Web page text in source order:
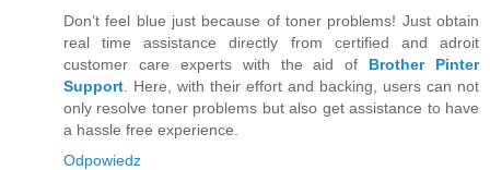
Don’t feel blue just because of toner problems! Just obtain
real time assistance directly from certified and adroit
customer care experts with the aid of Brother Pinter
Support . Here, with their effort and backing, users can not
only resolve toner problems but also get assistance to have
a hassle free experience.
Odpowiedz